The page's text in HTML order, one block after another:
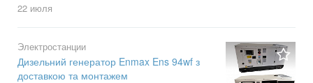
22 июля
Электростанции
Дизельний генератор Enmax Ens 94wf з
доставкою та монтажем